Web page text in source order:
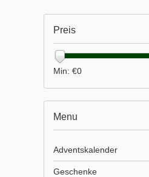
Preis
Min: €0
Menu
Adventskalender
Geschenke